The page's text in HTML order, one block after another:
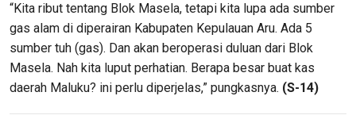
“Kita ribut tentang Blok Masela, tetapi kita lupa ada sumber
gas alam di diperairan Kabupaten Kepulauan Aru. Ada 5
sumber tuh (gas). Dan akan beroperasi duluan dari Blok
Masela. Nah kita luput perhatian. Berapa besar buat kas
daerah Maluku? ini perlu diperjelas,” pungkasnya. (S-14)